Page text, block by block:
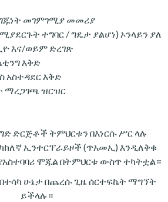
መገምገሚያ መመሪያ
ተግባር / ግዴታ ያልሆነ) ኦንላይን ያለ
እና/ወይም ድረገጽ
እቅድ
አስተዳደር እቅድ
ማረጋገጫ ዝርዝር
ድርጅቶች ትምህርቱን በእነርሱ ሥር ላሉ
ኢንተርፕራይዞች (ጥአመኢ) እንዲለቅቁ
ሞጁል በትምህርቱ ውስጥ ተካትቷል።
ሁኔታ በጨረሱ ጊዜ ሰርተፍኬት ማግኘት
ይችላሉ።